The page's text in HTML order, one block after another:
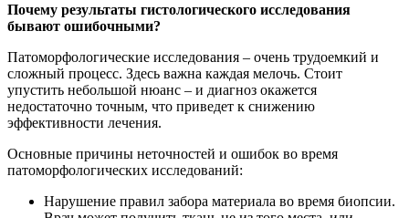
Почему результаты гистологического исследования
бывают ошибочными?
Патоморфологические исследования – очень трудоемкий и
сложный процесс. Здесь важна каждая мелочь. Стоит
упустить небольшой нюанс – и диагноз окажется
недостаточно точным, что приведет к снижению
эффективности лечения.
Основные причины неточностей и ошибок во время
патоморфологических исследований:
Нарушение правил забора материала во время биопсии.